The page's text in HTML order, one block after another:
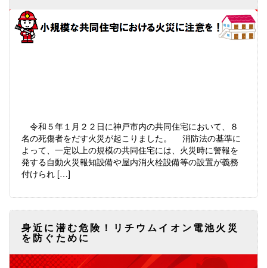
令和５年１月２２日に神戸市内の共同住宅において、８
名の死傷者をだす火災が起こりました。 消防法の基準に
よって、一定以上の規模の共同住宅には、火災時に警報を
発する自動火災報知設備や屋内消火栓設備等の設置が義務
付けられ […]
身近に潜む危険！リチウムイオン電池火災
を防ぐために